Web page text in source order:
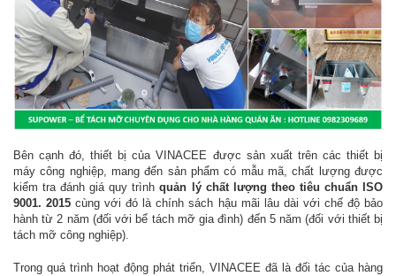
Bên cạnh đó, thiết bị của VINACEE được sản xuất trên các thiết bị
máy công nghiệp, mang đến sản phẩm có mẫu mã, chất lượng được
kiểm tra đánh giá quy trìnhquản lý chất lượng theo tiêu chuẩn ISO
9001. 2015 cùng với đó là chính sách hậu mãi lâu dài với chế độ bảo
hành từ 2 năm (đối với bể tách mỡ gia đình) đến 5 năm (đối với thiết bị
tách mỡ công nghiệp).
Trong quá trình hoạt động phát triển, VINACEE đã là đối tác của hàng